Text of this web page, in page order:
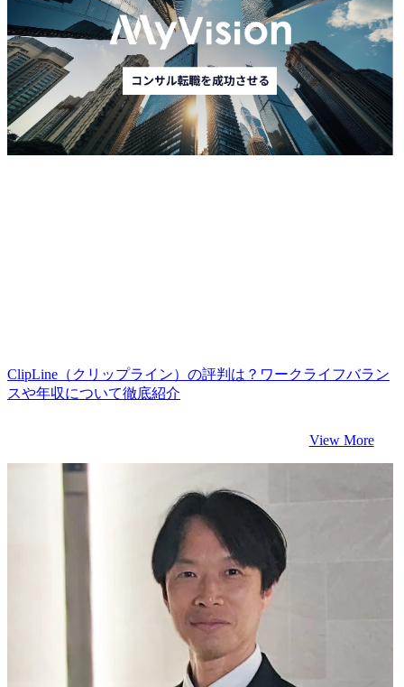
ClipLine（クリップライン）の評判は？ワークライフバラン
スや年収について徹底紹介
View More